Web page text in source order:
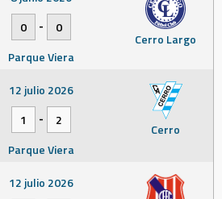
Cerro Largo
0
-
0
Parque Viera
Cerro
12 julio 2026
1
-
2
Parque Viera
12 julio 2026